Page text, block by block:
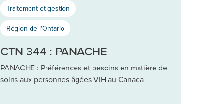
Traitement et gestion
Région de l'Ontario
CTN 344 : PANACHE
PANACHE : Préférences et besoins en matière de
soins aux personnes âgées VIH au Canada